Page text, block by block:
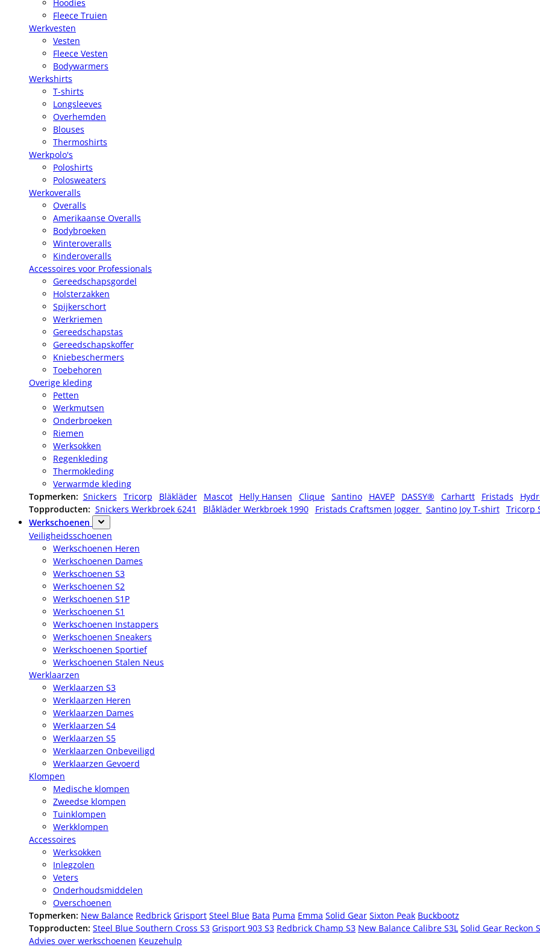
Hoodies
Fleece Truien
Werkvesten
Vesten
Fleece Vesten
Bodywarmers
Werkshirts
T-shirts
Longsleeves
Overhemden
Blouses
Thermoshirts
Werkpolo's
Poloshirts
Polosweaters
Werkoveralls
Overalls
Amerikaanse Overalls
Bodybroeken
Winteroveralls
Kinderoveralls
Accessoires voor Professionals
Gereedschapsgordel
Holsterzakken
Spijkerschort
Werkriemen
Gereedschapstas
Gereedschapskoffer
Kniebeschermers
Toebehoren
Overige kleding
Petten
Werkmutsen
Onderbroeken
Riemen
Werksokken
Regenkleding
Thermokleding
Verwarmde kleding
Topmerken: Snickers Tricorp Bläkläder Mascot Helly Hansen Clique Santino HAVEP DASSY® Carhartt Fristads
Topproducten: Snickers Werkbroek 6241 Blåkläder Werkbroek 1990 Fristads Craftsmen Jogger Santino Joy T-shirt
Tricorp
Werkschoenen
Veiligheidsschoenen
Werkschoenen Heren
Werkschoenen Dames
Werkschoenen S3
Werkschoenen S2
Werkschoenen S1P
Werkschoenen S1
Werkschoenen Instappers
Werkschoenen Sneakers
Werkschoenen Sportief
Werkschoenen Stalen Neus
Werklaarzen
Werklaarzen S3
Werklaarzen Heren
Werklaarzen Dames
Werklaarzen S4
Werklaarzen S5
Werklaarzen Onbeveiligd
Werklaarzen Gevoerd
Klompen
Medische klompen
Zweedse klompen
Tuinklompen
Werkklompen
Accessoires
Werksokken
Inlegzolen
Veters
Onderhoudsmiddelen
Overschoenen
Topmerken: New Balance Redbrick Grisport Steel Blue Bata Puma Emma Solid Gear Sixton Peak Buckbootz
Topproducten: Steel Blue Southern Cross S3 Grisport 903 S3 Redbrick Champ S3 New Balance Calibre S3L Solid Gear Reckon
Advies over werkschoenen Keuzehulp